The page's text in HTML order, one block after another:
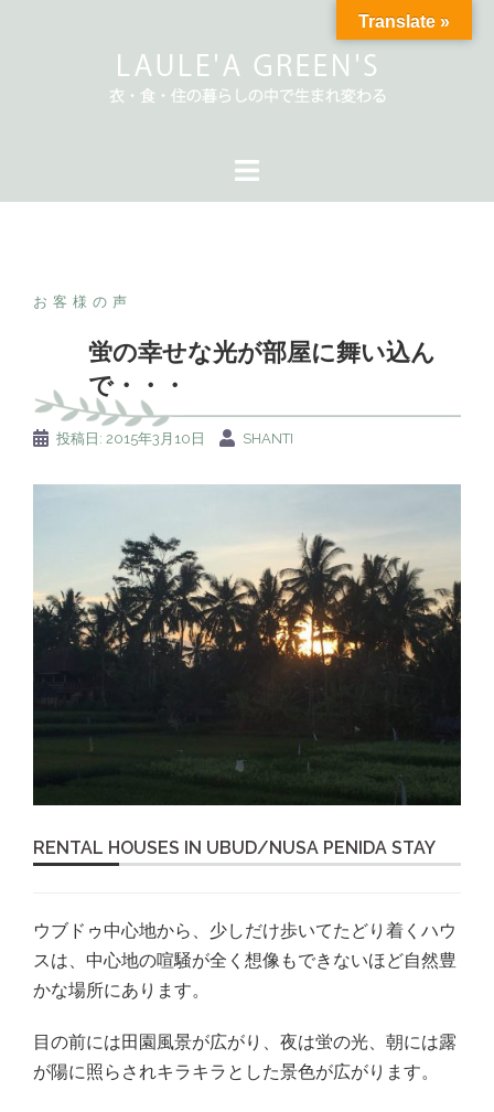
お客様の声
蛍の幸せな光が部屋に舞い込ん
で・・・
投稿日: 2015年3月10日 SHANTI
RENTAL HOUSES IN UBUD/NUSA PENIDA STAY
ウブドゥ中心地から、少しだけ歩いてたどり着くハウ
スは、中心地の喧騒が全く想像もできないほど自然豊
かな場所にあります。
目の前には田園風景が広がり、夜は蛍の光、朝には露
が陽に照らされキラキラとした景色が広がります。
Translate »